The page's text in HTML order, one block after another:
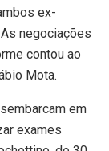
ex-
negociações
contou ao
Mota.
em
exames